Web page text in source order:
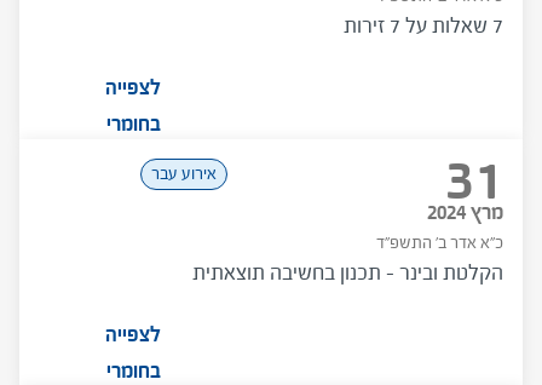
7 שאלות על 7 זירות
לצפייה
בחומרי
המפגש
31
מרץ 2024
כ"א אדר ב' התשפ"ד
הקלטת ובינר – תכנון בחשיבה תוצאתית
אירוע עבר
לצפייה
בחומרי